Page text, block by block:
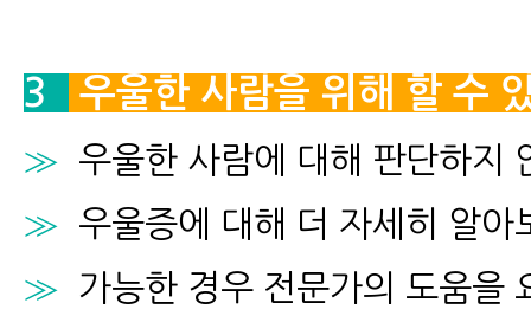
3 우울한 사람을 위해 할 수
≫ 우울한 사람에 대해 판단하지
≫ 우울증에 대해 더 자세히 알아
≫ 가능한 경우 전문가의 도움을